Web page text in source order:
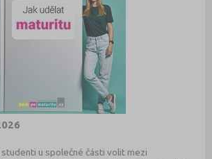
u společné části volit mezi